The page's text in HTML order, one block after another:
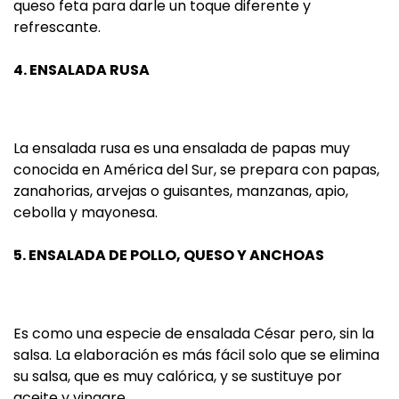
queso feta para darle un toque diferente y
refrescante.
4. ENSALADA RUSA
La ensalada rusa es una ensalada de papas muy
conocida en América del Sur, se prepara con papas,
zanahorias, arvejas o guisantes, manzanas, apio,
cebolla y mayonesa.
5. ENSALADA DE POLLO, QUESO Y ANCHOAS
Es como una especie de ensalada César pero, sin la
salsa. La elaboración es más fácil solo que se elimina
su salsa, que es muy calórica, y se sustituye por